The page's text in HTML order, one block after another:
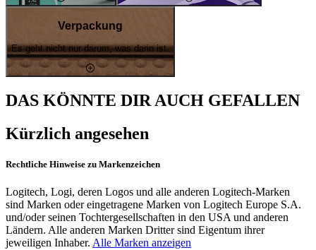
Verpackung
Es geht nicht nur darum, was darin ist.
DAS KÖNNTE DIR AUCH GEFALLEN
Kürzlich angesehen
Rechtliche Hinweise zu Markenzeichen
Logitech, Logi, deren Logos und alle anderen Logitech-Marken
sind Marken oder eingetragene Marken von Logitech Europe S.A.
und/oder seinen Tochtergesellschaften in den USA und anderen
Ländern. Alle anderen Marken Dritter sind Eigentum ihrer
jeweiligen Inhaber. Alle Marken anzeigen